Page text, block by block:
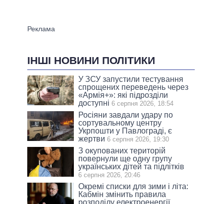
ІНШІ НОВИНИ ПОЛІТИКИ
У ЗСУ запустили тестування
спрощених переведень через
«Армія+»: які підрозділи
доступні 6 серпня 2026, 18:54
Росіяни завдали удару по
сортувальному центру
Укрпошти у Павлограді, є
жертви 6 серпня 2026, 19:30
З окупованих територій
повернули ще одну групу
українських дітей та підлітків
6 серпня 2026, 20:46
Окремі списки для зими і літа:
Кабмін змінить правила
розподілу електроенергії